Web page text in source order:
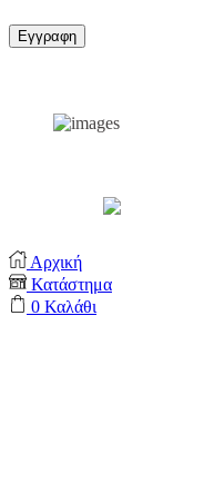
Αρχική
Κατάστημα
0 Καλάθι